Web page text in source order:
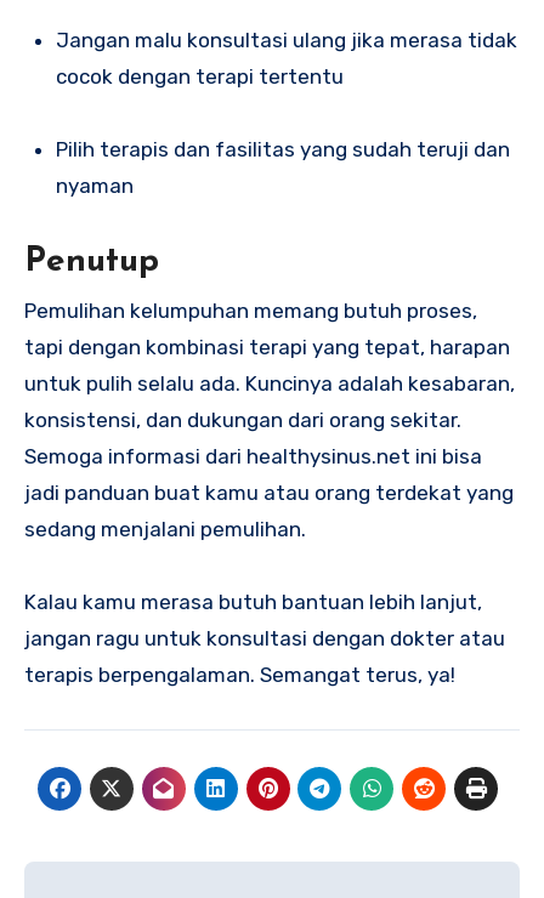
Jangan malu konsultasi ulang jika merasa tidak
cocok dengan terapi tertentu
Pilih terapis dan fasilitas yang sudah teruji dan
nyaman
Penutup
Pemulihan kelumpuhan memang butuh proses,
tapi dengan kombinasi terapi yang tepat, harapan
untuk pulih selalu ada. Kuncinya adalah kesabaran,
konsistensi, dan dukungan dari orang sekitar.
Semoga informasi dari healthysinus.net ini bisa
jadi panduan buat kamu atau orang terdekat yang
sedang menjalani pemulihan.
Kalau kamu merasa butuh bantuan lebih lanjut,
jangan ragu untuk konsultasi dengan dokter atau
terapis berpengalaman. Semangat terus, ya!